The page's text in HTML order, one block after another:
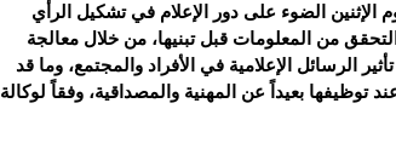
الضوء على دور الإعلام في تشكيل ‏الرأي
التحقق من المعلومات قبل تبنيها، من خلال ‏معالجة
الرسائل الإعلامية في الأفراد ‏والمجتمع، وما قد
تتركه من آثار عند توظيفها بعيداً عن المهنية ‏والمصداقية‎، وفقاً لوكالة